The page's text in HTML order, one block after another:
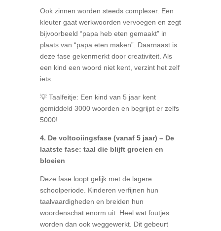
Ook zinnen worden steeds complexer. Een
kleuter gaat werkwoorden vervoegen en zegt
bijvoorbeeld “papa heb eten gemaakt” in
plaats van “papa eten maken”. Daarnaast is
deze fase gekenmerkt door creativiteit. Als
een kind een woord niet kent, verzint het zelf
iets.
💡 Taalfeitje: Een kind van 5 jaar kent
gemiddeld 3000 woorden en begrijpt er zelfs
5000!
4. De voltooiingsfase (vanaf 5 jaar) – De
laatste fase: taal die blijft groeien en
bloeien
Deze fase loopt gelijk met de lagere
schoolperiode. Kinderen verfijnen hun
taalvaardigheden en breiden hun
woordenschat enorm uit. Heel wat foutjes
worden dan ook weggewerkt. Dit gebeurt